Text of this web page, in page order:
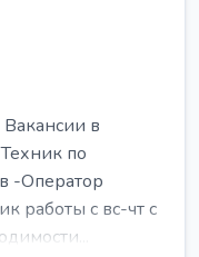
в
по
-Оператор
работы с вс-чт с